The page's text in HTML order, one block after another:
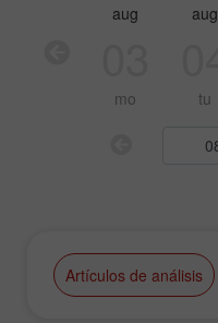
aug
mo
aug
tu
Artículos de análisis